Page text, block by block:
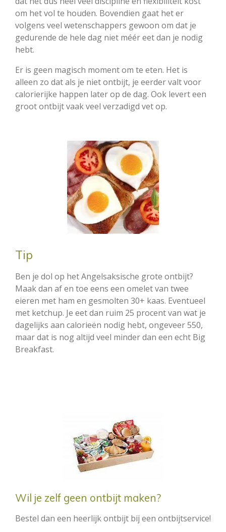
om het vol te houden. Bovendien gaat het er
volgens veel wetenschappers gewoon om dat je
gedurende de hele dag niet méér eet dan je nodig
hebt.
Er is geen magisch moment om te eten. Het is
alleen zo dat als je niet ontbijt, je eerder valt voor
calorierijke happen later op de dag. Ook levert een
groot ontbijt vaak veel verzadigd vet op.
Tip
Ben je dol op het Angelsaksische grote ontbijt?
Maak dan af en toe eens een omelet van twee
eieren met ham en gesmolten 30+ kaas. Eventueel
met ketchup. Je eet dan ruim 25 procent van wat je
dagelijks aan calorieën nodig hebt, ongeveer 550,
maar dat is nog altijd veel minder dan een echt Big
Breakfast.
Wil je zelf geen ontbijt maken?
Bestel dan een heerlijk ontbijt bij een ontbijtservice!